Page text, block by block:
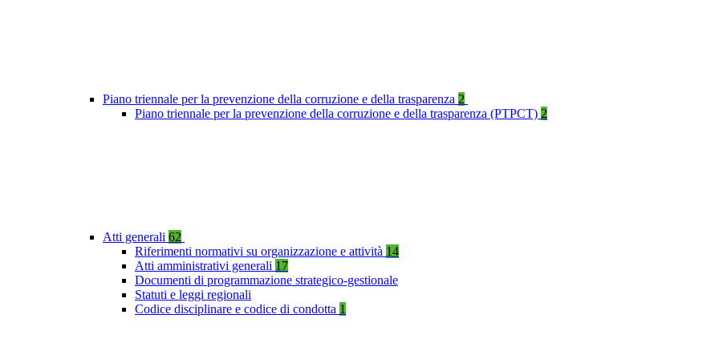
Piano triennale per la prevenzione della corruzione e della trasparenza 2
Piano triennale per la prevenzione della corruzione e della trasparenza (PTPCT) 2
Atti generali 62
Riferimenti normativi su organizzazione e attività 14
Atti amministrativi generali 17
Documenti di programmazione strategico-gestionale
Statuti e leggi regionali
Codice disciplinare e codice di condotta 1